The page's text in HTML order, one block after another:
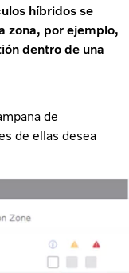
híbridos se
zona, por ejemplo,
dentro de una
de
de ellas desea